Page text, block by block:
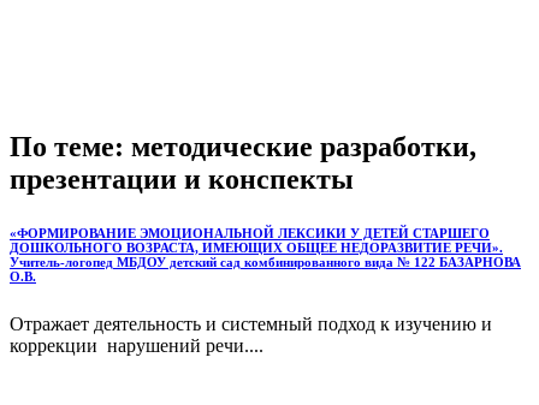
По теме: методические разработки,
презентации и конспекты
«ФОРМИРОВАНИЕ ЭМОЦИОНАЛЬНОЙ ЛЕКСИКИ У ДЕТЕЙ СТАРШЕГО
ДОШКОЛЬНОГО ВОЗРАСТА, ИМЕЮЩИХ ОБЩЕЕ НЕДОРАЗВИТИЕ РЕЧИ».
Учитель-логопед МБДОУ детский сад комбинированного вида № 122 БАЗАРНОВА
О.В.
Отражает деятельность и системный подход к изучению и
коррекции нарушений речи....